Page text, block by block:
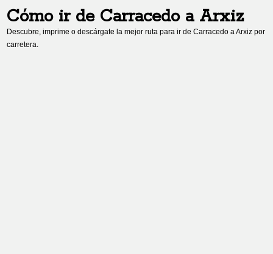
Cómo ir de Carracedoa Arxiz
Descubre, imprime o descárgate la mejor ruta para ir deCarracedo aArxiz por
carretera.